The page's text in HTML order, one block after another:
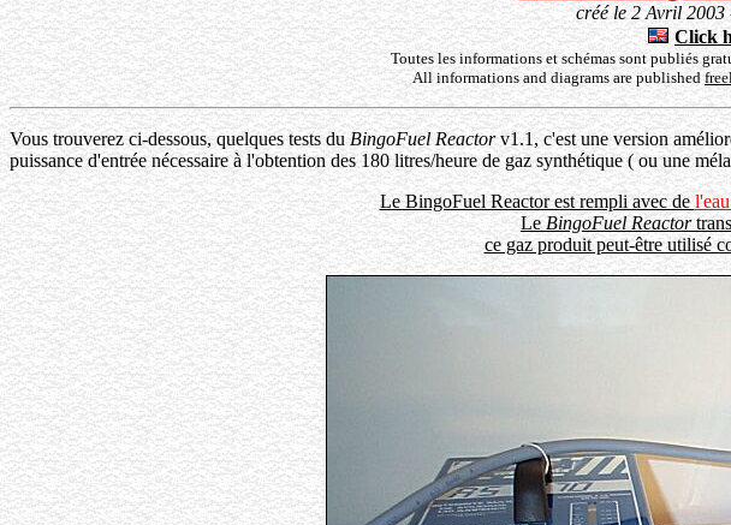
créé le 2 Avril 2003
Click
Toutes les informations et schémas sont publiés
All informations and diagrams are published
Vous trouverez ci-dessous, quelques tests duBingoFuel Reactorv1.1, c'est une version
puissance d'entrée nécessaire à l'obtention des 180 litres/heure de gaz synthétique ( ou une
Le BingoFuel Reactor est rempli avec de
LeBingoFuel Reactor
ce gaz produit peut-être utilisé